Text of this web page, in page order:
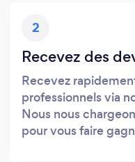
2
Recevez des
Recevez
professionnels via
Nous nous
pour vous faire